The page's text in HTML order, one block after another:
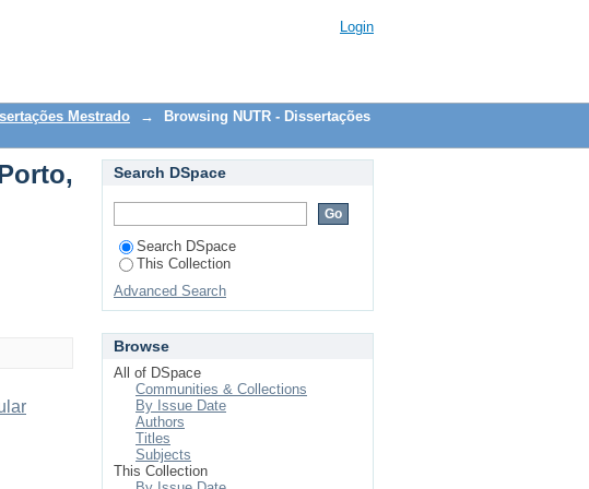
Tatiana El-Bacha" Login
Mestrado →
Browsing NUTR - Dissertações
Search DSpace
Search DSpace
This Collection
Advanced Search
Browse
All of DSpace
Communities & Collections
By Issue Date
Authors
Titles
Subjects
This Collection